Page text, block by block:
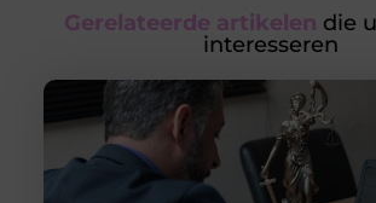
Gerelateerde artikelen die
interesseren